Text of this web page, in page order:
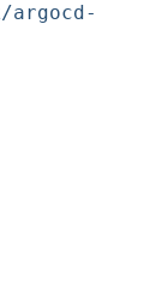
argocd-